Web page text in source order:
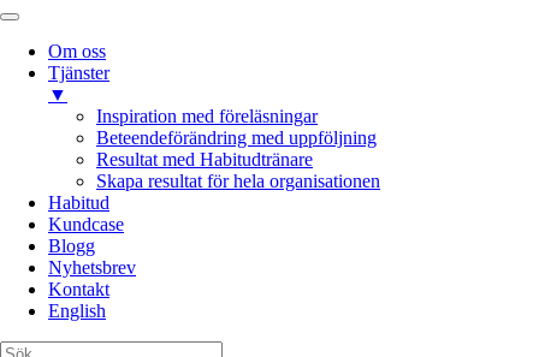
Om oss
Tjänster
▼
Inspiration med föreläsningar
Beteendeförändring med uppföljning
Resultat med Habitudtränare
Skapa resultat för hela organisationen
Habitud
Kundcase
Blogg
Nyhetsbrev
Kontakt
English